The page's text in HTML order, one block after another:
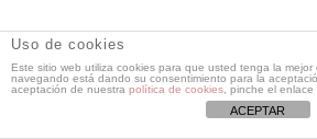
Uso de cookies
Este sitio web utiliza cookies para que usted tenga la
navegando está dando su consentimiento para la
aceptación de nuestra política de cookies , pinche el
ACEPTAR